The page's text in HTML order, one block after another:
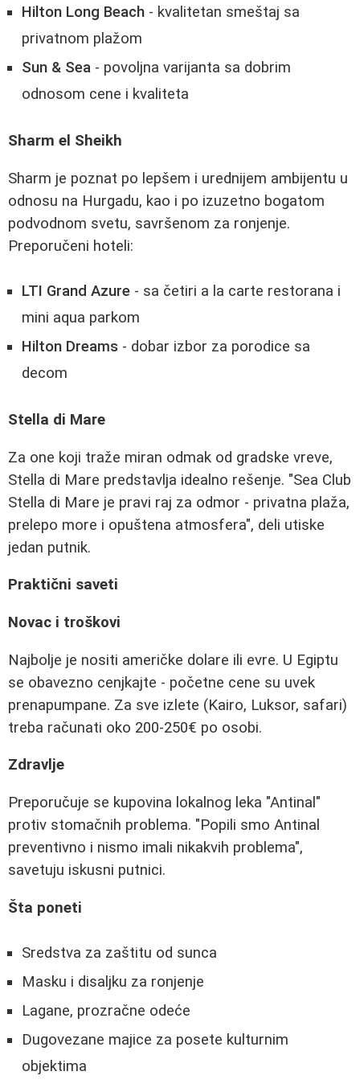
Hilton Long Beach - kvalitetan smeštaj sa
privatnom plažom
Sun & Sea - povoljna varijanta sa dobrim
odnosom cene i kvaliteta
Sharm el Sheikh
Sharm je poznat po lepšem i urednijem ambijentu u
odnosu na Hurgadu, kao i po izuzetno bogatom
podvodnom svetu, savršenom za ronjenje.
Preporučeni hoteli:
LTI Grand Azure - sa četiri a la carte restorana i
mini aqua parkom
Hilton Dreams - dobar izbor za porodice sa
decom
Stella di Mare
Za one koji traže miran odmak od gradske vreve,
Stella di Mare predstavlja idealno rešenje. "Sea Club
Stella di Mare je pravi raj za odmor - privatna plaža,
prelepo more i opuštena atmosfera", deli utiske
jedan putnik.
Praktični saveti
Novac i troškovi
Najbolje je nositi američke dolare ili evre. U Egiptu
se obavezno cenjkajte - početne cene su uvek
prenapumpane. Za sve izlete (Kairo, Luksor, safari)
treba računati oko 200-250€ po osobi.
Zdravlje
Preporučuje se kupovina lokalnog leka "Antinal"
protiv stomačnih problema. "Popili smo Antinal
preventivno i nismo imali nikakvih problema",
savetuju iskusni putnici.
Šta poneti
Sredstva za zaštitu od sunca
Masku i disaljku za ronjenje
Lagane, prozračne odeće
Dugovezane majice za posete kulturnim
objektima